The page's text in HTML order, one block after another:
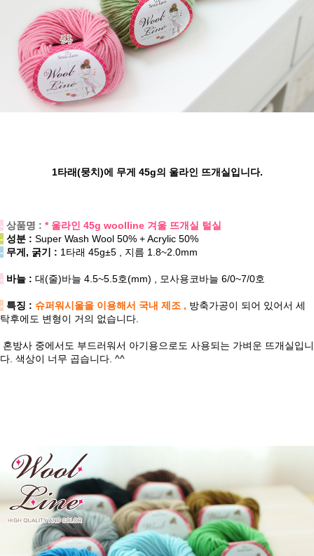
1타래(뭉치)에 무게 45g의 울라인 뜨개실입니다.
- 상품명 : * 울라인 45g woolline 겨울 뜨개실 털실
- 성분 : Super Wash Wool 50% + Acrylic 50%
- 무게, 굵기 : 1타래 45g±5 , 지름 1.8~2.0mm
- 바늘 : 대(줄)바늘 4.5~5.5호(mm) , 모사용코바늘 6/0~7/0호
- 특징 : 슈퍼워시울을 이용해서 국내 제조 , 방축가공이 되어 있어서 세
탁후에도 변형이 거의 없습니다.
혼방사 중에서도 부드러워서 아기용으로도 사용되는 가벼운 뜨개실입니
다. 색상이 너무 곱습니다. ^^